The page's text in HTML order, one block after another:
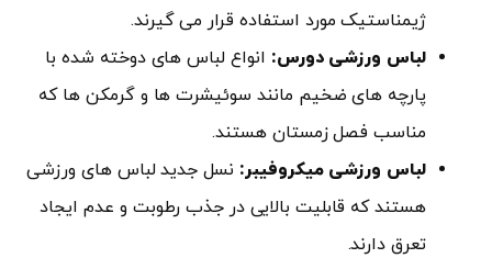
ژیمناستیک مورد استفاده قرار می گیرند.
لباس ورزشی دورس: انواع لباس های دوخته شده با
پارچه های ضخیم مانند سوئیشرت ها و گرمکن ها که
مناسب فصل زمستان هستند.
لباس ورزشی میکروفیبر: نسل جدید لباس های ورزشی
هستند که قابلیت بالایی در جذب رطوبت و عدم ایجاد
تعرق دارند.